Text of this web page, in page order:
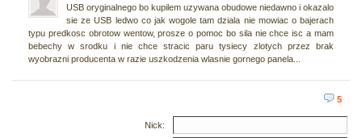
USB oryginalnego bo kupilem uzywana obudowe niedawno i okazalo
sie ze USB ledwo co jak wogole tam dziala nie mowiac o bajerach
typu predkosc obrotow wentow, prosze o pomoc bo sila nie chce isc a mam
bebechy w srodku i nie chce stracic paru tysiecy zlotych przez brak
wyobrazni producenta w razie uszkodzenia wlasnie gornego panela...
5
Nick: